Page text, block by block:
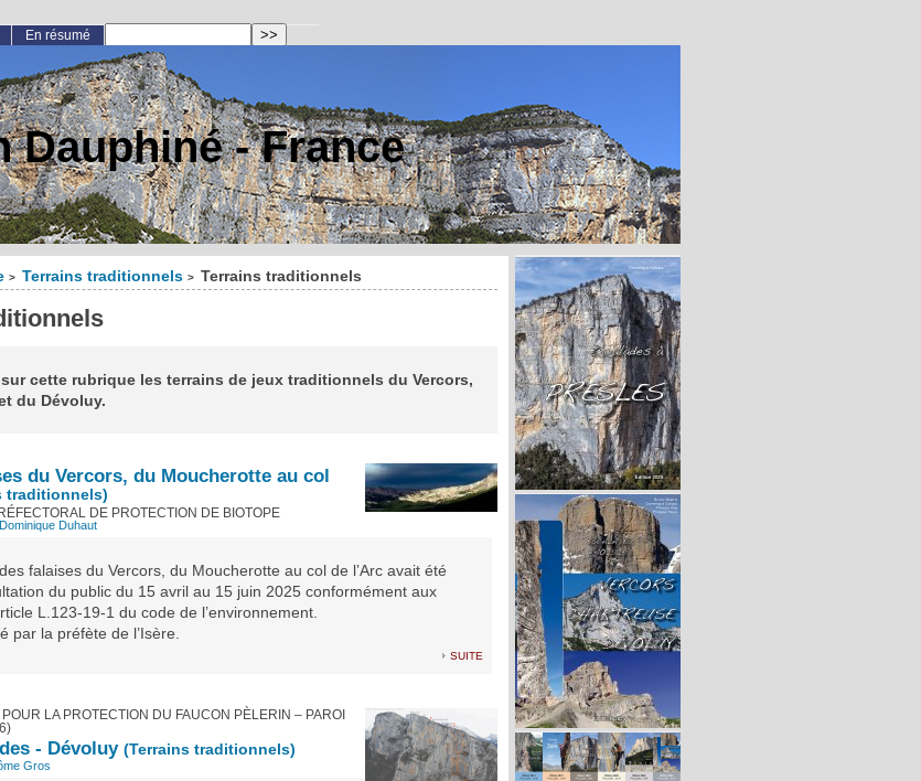
Dauphiné - France
> Terrains traditionnels > Terrains traditionnels
cette rubrique les terrains de jeux traditionnels du Vercors,
du Dévoluy.
du Vercors, du Moucherotte au col
traditionnels)
DE PROTECTION DE BIOTOPE
Dominique Duhaut
falaises du Vercors, du Moucherotte au col de l’Arc avait été
du public du 15 avril au 15 juin 2025 conformément aux
L.123-19-1 du code de l’environnement.
par la préfète de l’Isère.
suite
LA PROTECTION DU FAUCON PÈLERIN – PAROI
- Dévoluy (Terrains traditionnels)
Gros
En résumé